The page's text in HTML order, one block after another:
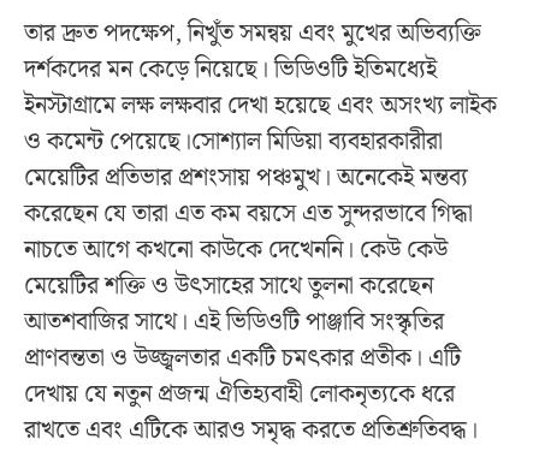
তার দ্রুত পদক্ষেপ, নিখুঁত সমন্বয় এবং মুখের অভিব্যক্তি
দর্শকদের মন কেড়ে নিয়েছে। ভিডিওটি ইতিমধ্যেই
ইনস্টাগ্রামে লক্ষ লক্ষবার দেখা হয়েছে এবং অসংখ্য লাইক
ও কমেন্ট পেয়েছে।সোশ্যাল মিডিয়া ব্যবহারকারীরা
মেয়েটির প্রতিভার প্রশংসায় পঞ্চমুখ। অনেকেই মন্তব্য
করেছেন যে তারা এত কম বয়সে এত সুন্দরভাবে গিদ্ধা
নাচতে আগে কখনো কাউকে দেখেননি। কেউ কেউ
মেয়েটির শক্তি ও উৎসাহের সাথে তুলনা করেছেন
আতশবাজির সাথে। এই ভিডিওটি পাঞ্জাবি সংস্কৃতির
প্রাণবন্ততা ও উজ্জ্বলতার একটি চমৎকার প্রতীক। এটি
দেখায় যে নতুন প্রজন্ম ঐতিহ্যবাহী লোকনৃত্যকে ধরে
রাখতে এবং এটিকে আরও সমৃদ্ধ করতে প্রতিশ্রুতিবদ্ধ।